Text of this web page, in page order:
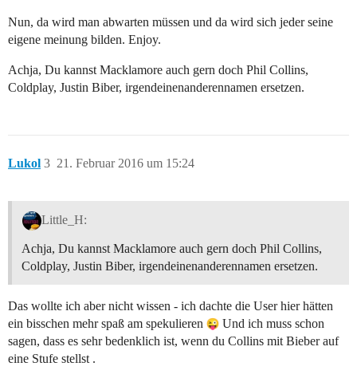
Nun, da wird man abwarten müssen und da wird sich jeder seine
eigene meinung bilden. Enjoy.
Achja, Du kannst Macklamore auch gern doch Phil Collins,
Coldplay, Justin Biber, irgendeinenanderennamen ersetzen.
Lukol 21. Februar 2016 um 15:24
3
Little_H:
Achja, Du kannst Macklamore auch gern doch Phil Collins,
Coldplay, Justin Biber, irgendeinenanderennamen ersetzen.
Das wollte ich aber nicht wissen - ich dachte die User hier hätten
ein bisschen mehr spaß am spekulieren
Und ich muss schon
sagen, dass es sehr bedenklich ist, wenn du Collins mit Bieber auf
eine Stufe stellst .